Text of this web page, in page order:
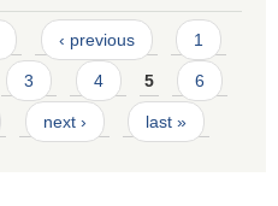
‹ previous 1
3 4 5 6
next › last »